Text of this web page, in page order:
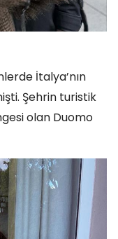
İtalya’nın
Şehrin turistik
olan Duomo